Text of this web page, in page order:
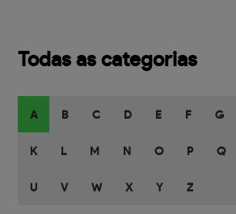
Todas as categorias
A B C D E F G
K L M N O P Q
U V W X Y Z